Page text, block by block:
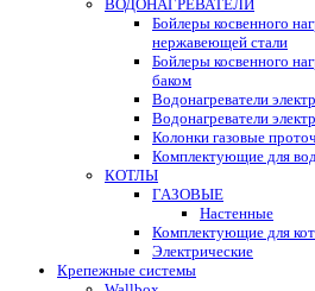
ВОДОНАГРЕВАТЕЛИ
Бойлеры косвенного
нержавеющей стали
Бойлеры косвенного
баком
Водонагреватели
Водонагреватели
Колонки газовые
Комплектующие для
КОТЛЫ
ГАЗОВЫЕ
Настенные
Комплектующие для
Электрические
Крепежные системы